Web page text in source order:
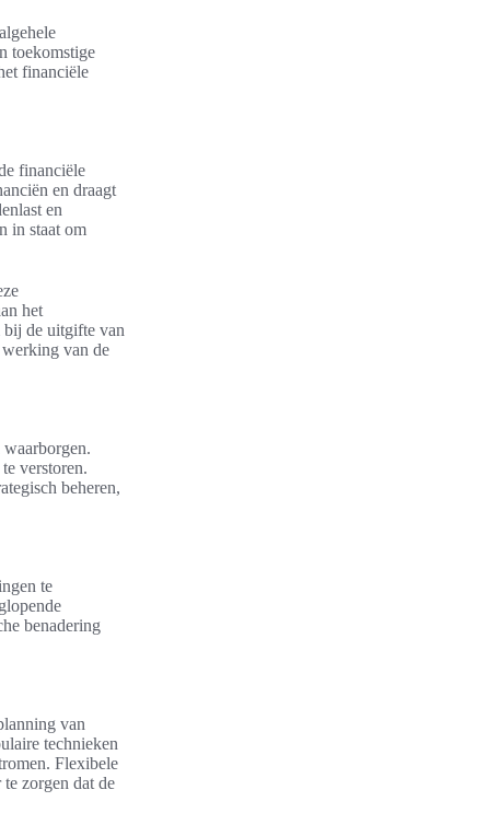
toekomstige
financiële
financiële
en draagt
en
in staat om
het
bij de uitgifte van
werking van de
verstoren.
beheren,
te
benadering
van
technieken
Flexibele
zorgen dat de